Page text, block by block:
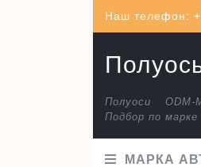
Наш телефон:
Полуоси ODM-
Подбор по
МАРКА